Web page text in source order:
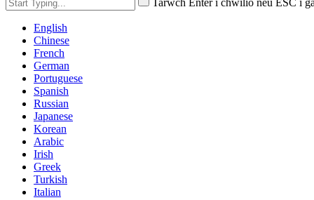
Tarwch Enter i chwilio neu ESC i
English
Chinese
French
German
Portuguese
Spanish
Russian
Japanese
Korean
Arabic
Irish
Greek
Turkish
Italian